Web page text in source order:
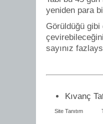
yeniden para
Görüldüğü gibi
sayınız
Kıvanç
Site Tanıtım